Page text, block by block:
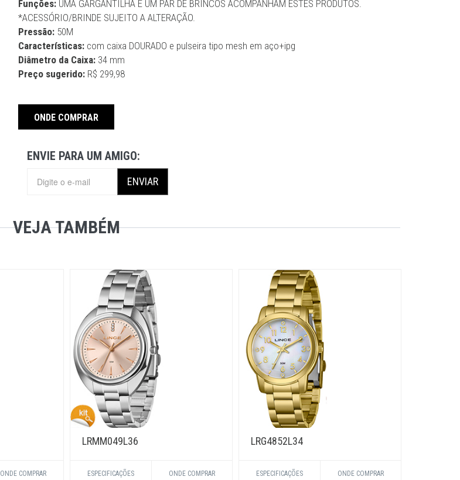
Funções:UMA GARGANTILHA E UM PAR DE BRINCOS ACOMPANHAM ESTES PRODUTOS.
*ACESSÓRIO/BRINDE SUJEITO A ALTERAÇÃO.
Pressão:50M
Características:com caixa DOURADO e pulseira tipo mesh em aço+ipg
Diâmetro da Caixa:34 mm
Preço sugerido:R$ 299,98
ONDE COMPRAR
ENVIE PARA UM AMIGO:
ENVIAR
VEJA TAMBÉM
ONDE COMPRAR
LRMM049L36
ESPECIFICAÇÕES ONDE COMPRAR
LRG4852L34
ESPECIFICAÇÕES ONDE COMPRAR